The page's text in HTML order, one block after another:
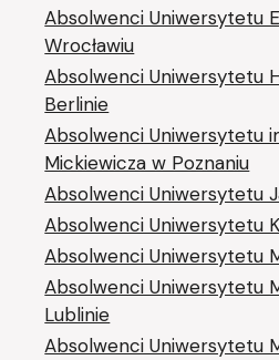
Absolwenci Uniwersytetu
Wrocławiu
Absolwenci Uniwersytetu
Berlinie
Absolwenci Uniwersytetu
Mickiewicza w Poznaniu
Absolwenci Uniwersytetu
Absolwenci Uniwersytetu
Absolwenci Uniwersytetu
Absolwenci Uniwersytetu
Lublinie
Absolwenci Uniwersytetu